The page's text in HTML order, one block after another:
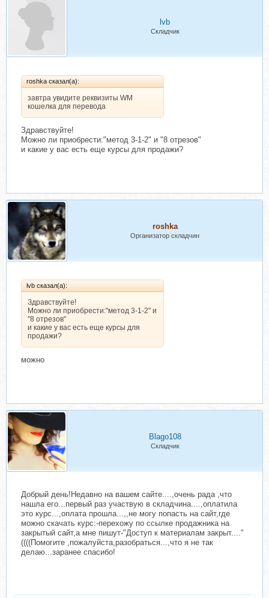
lvb
Складчик
roshka сказал(а):
завтра увидите реквизиты WM
кошелка для перевода
Здравствуйте!
Можно ли приобрести:"метод 3-1-2" и "8 отрезов"
и какие у вас есть еще курсы для продажи?
roshka
Организатор складчин
lvb сказал(а):
Здравствуйте!
Можно ли приобрести:"метод 3-1-2" и
"8 отрезов"
и какие у вас есть еще курсы для
продажи?
можно
Blago108
Складчик
Добрый день!Недавно на вашем сайте....,очень рада ,что
нашла его...первый раз участвую в складчина....,оплатила
это курс...,оплата прошла...,,не могу попасть на сайт,где
можно скачать курс:-перехожу по ссылке продажника на
закрытый сайт,а мне пишут-"Доступ к материалам закрыт...."
((((Помогите ,пожалуйста,разобраться...,что я не так
делаю...заранее спасибо!